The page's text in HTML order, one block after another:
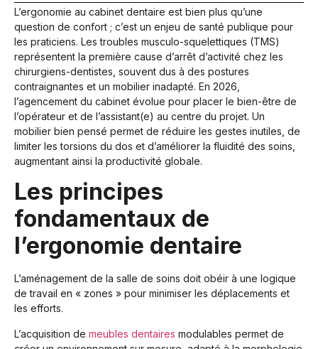
L’ergonomie au cabinet dentaire est bien plus qu’une
question de confort ; c’est un enjeu de santé publique pour
les praticiens. Les troubles musculo-squelettiques (TMS)
représentent la première cause d’arrêt d’activité chez les
chirurgiens-dentistes, souvent dus à des postures
contraignantes et un mobilier inadapté. En 2026,
l’agencement du cabinet évolue pour placer le bien-être de
l’opérateur et de l’assistant(e) au centre du projet. Un
mobilier bien pensé permet de réduire les gestes inutiles, de
limiter les torsions du dos et d’améliorer la fluidité des soins,
augmentant ainsi la productivité globale.
Les principes
fondamentaux de
l’ergonomie dentaire
L’aménagement de la salle de soins doit obéir à une logique
de travail en « zones » pour minimiser les déplacements et
les efforts.
L’acquisition de meubles dentaires modulables permet de